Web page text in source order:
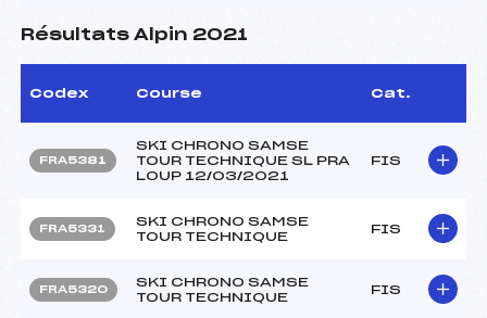
Résultats Alpin 2021
Codex Course Cat.
FRA5381
SKI CHRONO SAMSE
TOUR TECHNIQUE SL PRA
LOUP 12/03/2021
FIS
FRA5331
SKI CHRONO SAMSE
TOUR TECHNIQUE
FIS
FRA5320
SKI CHRONO SAMSE
TOUR TECHNIQUE
FIS